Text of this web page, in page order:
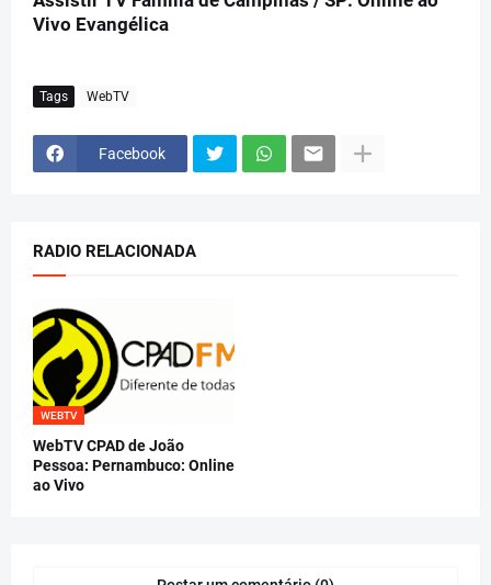
Vivo Evangélica
Tags WebTV
Facebook
RADIO RELACIONADA
WEBTV
WebTV CPAD de João
Pessoa: Pernambuco: Online
ao Vivo